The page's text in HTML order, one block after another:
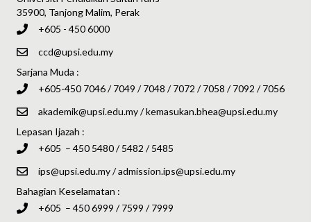
35900, Tanjong Malim, Perak
+605 - 450 6000
ccd@upsi.edu.my
Sarjana Muda :
+605-450 7046 / 7049 / 7048 / 7072 / 7058 / 7092 / 7056
akademik@upsi.edu.my/kemasukan.bhea@upsi.edu.my
Lepasan Ijazah :
+605 – 450 5480 / 5482 / 5485
ips@upsi.edu.my/admission.ips@upsi.edu.my
Bahagian Keselamatan :
+605 – 450 6999 / 7599 / 7999